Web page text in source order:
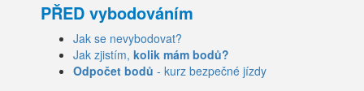
PŘED vybodováním
Jak se nevybodovat?
Jak zjistím, kolik mám bodů?
Odpočet bodů - kurz bezpečné jízdy